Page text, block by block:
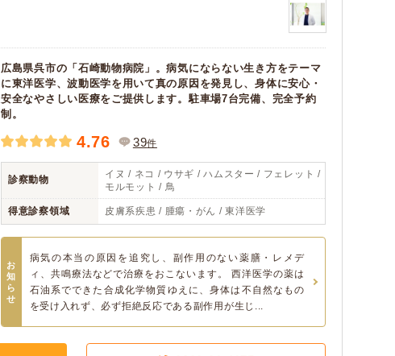
広島県呉市の「石崎動物病院」。病気にならない生き方をテーマ
に東洋医学、波動医学を用いて真の原因を発見し、身体に安心・
安全なやさしい医療をご提供します。駐車場7台完備、完全予約
制。
4.76 39件
診察動物
イヌ / ネコ / ウサギ / ハムスター / フェレット /
モルモット / 鳥
得意診察領域 皮膚系疾患 / 腫瘍・がん / 東洋医学
お
知
ら
せ
病気の本当の原因を追究し、副作用のない薬膳・レメデ
ィ、共鳴療法などで治療をおこないます。 西洋医学の薬は
石油系でできた合成化学物質ゆえに、身体は不自然なもの
を受け入れず、必ず拒絶反応である副作用が生じ...